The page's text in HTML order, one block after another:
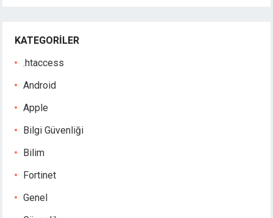
KATEGORILER
.htaccess
Android
Apple
Bilgi Güvenliği
Bilim
Fortinet
Genel